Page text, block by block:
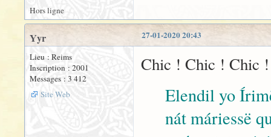
Hors ligne
27-01-2020 20:43
Yyr
Lieu : Reims
Inscription : 2001
Messages : 3 412
Site Web
Chic ! Chic ! Chic
Elendil yo
nát máriessë